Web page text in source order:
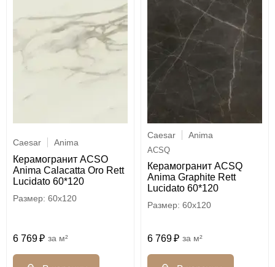
Caesar Anima
Керамогранит ACSO
Anima Calacatta Oro Rett
Lucidato 60*120
60x120
6 769 м²
Caesar Anima
ACSQ
Керамогранит ACSQ
Anima Graphite Rett
Lucidato 60*120
60x120
6 769 м²